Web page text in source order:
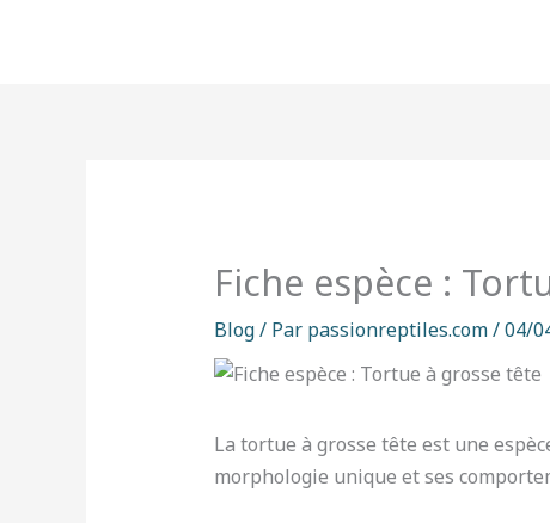
Fiche espèce :
Blog/ Par passionreptiles.com/04/
La tortue à grosse tête est une
morphologie unique et ses